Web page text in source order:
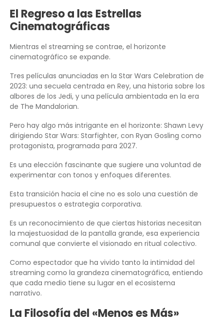
El Regreso a las Estrellas
Cinematográficas
Mientras el streaming se contrae, el horizonte
cinematográfico se expande.
Tres películas anunciadas en la Star Wars Celebration de
2023: una secuela centrada en Rey, una historia sobre los
albores de los Jedi, y una película ambientada en la era
de The Mandalorian.
Pero hay algo más intrigante en el horizonte: Shawn Levy
dirigiendo Star Wars: Starfighter, con Ryan Gosling como
protagonista, programada para 2027.
Es una elección fascinante que sugiere una voluntad de
experimentar con tonos y enfoques diferentes.
Esta transición hacia el cine no es solo una cuestión de
presupuestos o estrategia corporativa.
Es un reconocimiento de que ciertas historias necesitan
la majestuosidad de la pantalla grande, esa experiencia
comunal que convierte el visionado en ritual colectivo.
Como espectador que ha vivido tanto la intimidad del
streaming como la grandeza cinematográfica, entiendo
que cada medio tiene su lugar en el ecosistema
narrativo.
La Filosofía del «Menos es Más»